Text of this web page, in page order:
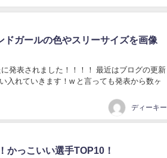
ドガールの色やスリーサイズを画像
た！！！！ 最近はブログの更新
入れていきます！w と言っても発表から数ヶ
ディーキー
かっこいい選手TOP10！